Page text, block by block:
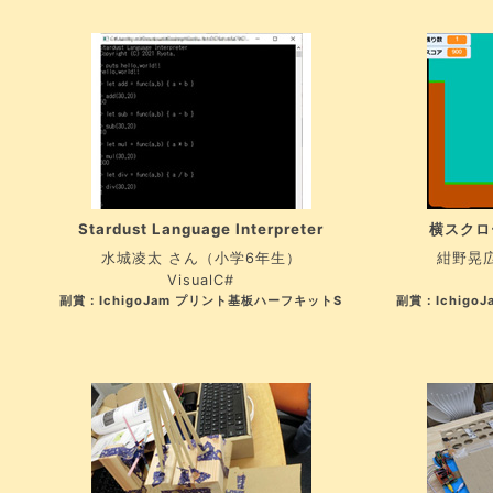
Stardust Language Interpreter
水城凌太 さん（小学6年生）
VisualC#
副賞：IchigoJam プリント基板ハーフキットS
横スク
紺野晃
副賞：